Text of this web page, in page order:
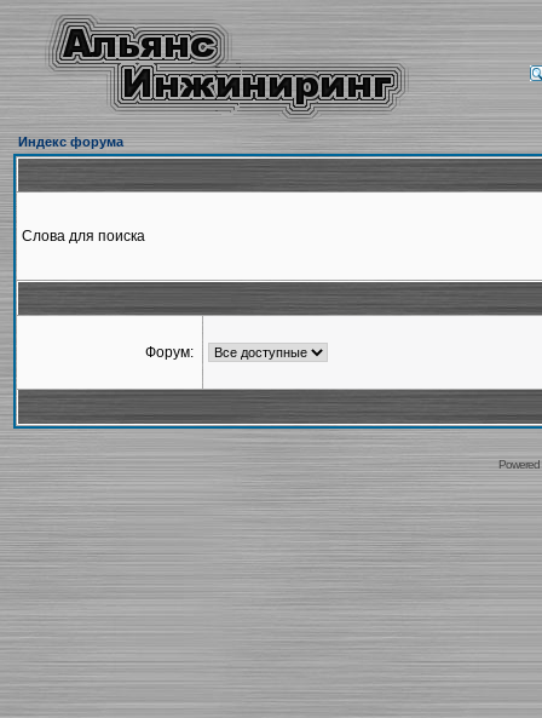
Индекс форума
Слова для поиска
Форум: